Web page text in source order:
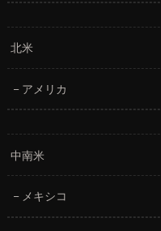
北米
アメリカ
中南米
メキシコ